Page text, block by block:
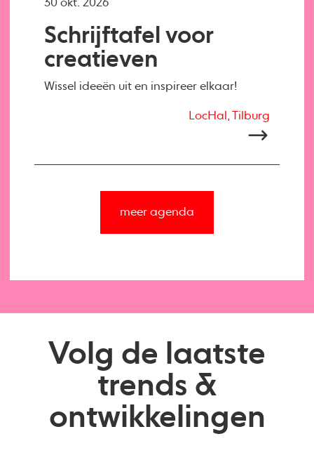
Schrijftafel voor
creatieven
Wissel ideeën uit en inspireer elkaar!
30 okt. 2026
LocHal, Tilburg
meer agenda
Volg de laatste
trends &
ontwikkelingen